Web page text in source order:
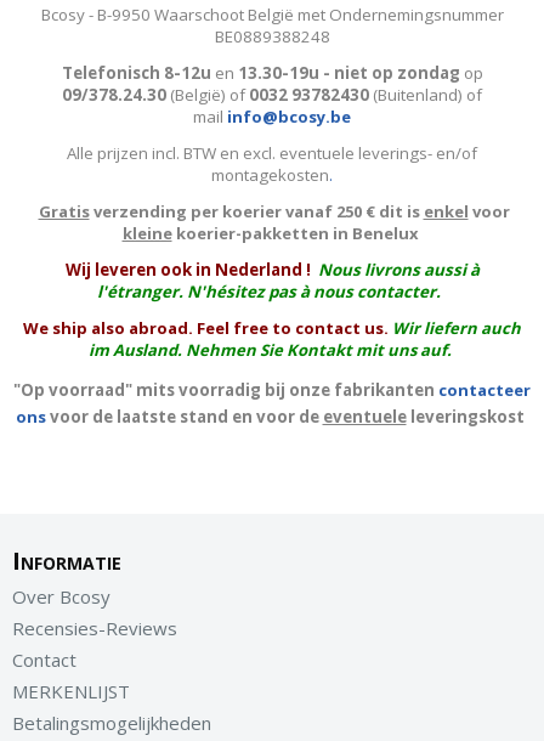
Bcosy - B-9950 Waarschoot België met Ondernemingsnummer
BE0889388248
Telefonisch 8-12u en 13.30-19u - niet op zondag op
09/378.24.30 (België) of0032 93782430 (Buitenland) of
mail info@bcosy.be
Alle prijzen incl. BTW en excl. eventuele leverings- en/of
montagekosten.
Gratisverzending per koerier vanaf 250 € dit is enkel voor
kleinekoerier-pakketten in Benelux
Wij leveren ook in Nederland ! Nous livrons aussi à
l'étranger. N'hésitez pas à nous contacter.
We ship also abroad. Feel free to contact us. Wir liefern auch
im Ausland. Nehmen Sie Kontakt mit uns auf.
"Op voorraad" mits voorradig bij onze fabrikanten contacteer
onsvoor de laatste stand en voor de eventueleleveringskost
Informatie
Over Bcosy
Recensies-Reviews
Contact
MERKENLIJST
Betalingsmogelijkheden